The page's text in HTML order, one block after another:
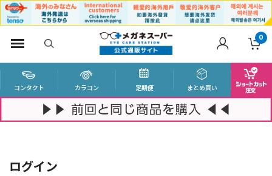
0
コンタクト カラコン 定期便 まとめ買い
ログイン